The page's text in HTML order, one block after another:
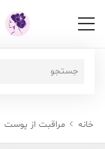
خانه مراقبت از پوست